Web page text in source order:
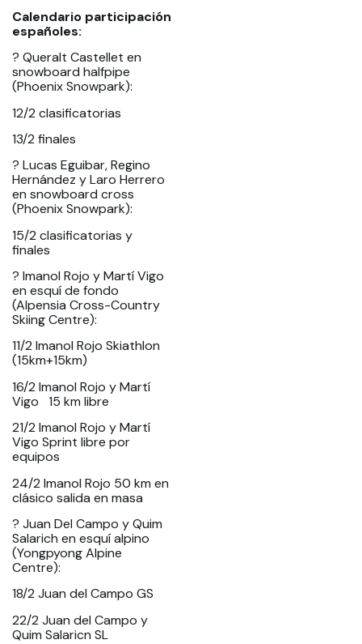
Calendario participación
españoles:
? Queralt Castellet en
snowboard halfpipe
(Phoenix Snowpark):
12/2 clasificatorias
13/2 finales
? Lucas Eguibar, Regino
Hernández y Laro Herrero
en snowboard cross
(Phoenix Snowpark):
15/2 clasificatorias y
finales
? Imanol Rojo y Martí Vigo
en esquí de fondo
(Alpensia Cross-Country
Skiing Centre):
11/2 Imanol Rojo Skiathlon
(15km+15km)
16/2 Imanol Rojo y Martí
Vigo 15 km libre
21/2 Imanol Rojo y Martí
Vigo Sprint libre por
equipos
24/2 Imanol Rojo 50 km en
clásico salida en masa
? Juan Del Campo y Quim
Salarich en esquí alpino
(Yongpyong Alpine
Centre):
18/2 Juan del Campo GS
22/2 Juan del Campo y
Quim Salaricn SL